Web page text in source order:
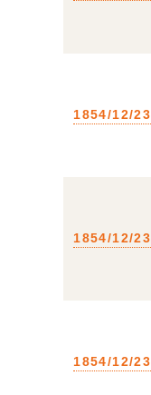
1854/12/23
1854/12/23
1854/12/23